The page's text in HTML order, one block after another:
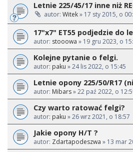
Letnie 225/45/17 inne niż
autor: Witek» 17 sty 2015, o
17"x7" ET55 podjedzie do
autor: stooowa » 19 gru 2023, o
Kolejne pytanie o felgi.
autor: paku » 24 lis 2022, o 15:45
Letnie opony 225/50/R17
autor: Mibars» 22 paź 2022, o
Czy warto ratować felgi?
autor: paku » 26 wrz 2021, o 18:57
Jakie opony H/T ?
autor: Zdartapodeszwa » 13 mar